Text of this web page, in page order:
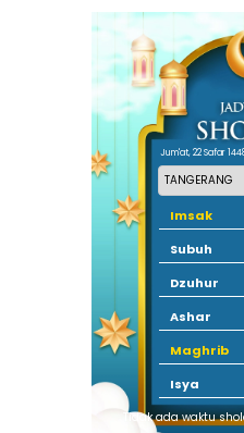
Jum'at, 22 Safar
Imsak
Subuh
Dzuhur
Ashar
Maghrib
Isya
Tidak ada waktu